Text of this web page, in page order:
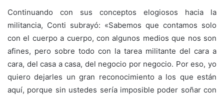
Continuando con sus conceptos elogiosos hacia la
militancia, Conti subrayó: «Sabemos que contamos solo
con el cuerpo a cuerpo, con algunos medios que nos son
afines, pero sobre todo con la tarea militante del cara a
cara, del casa a casa, del negocio por negocio. Por eso, yo
quiero dejarles un gran reconocimiento a los que están
aquí, porque sin ustedes sería imposible poder soñar con